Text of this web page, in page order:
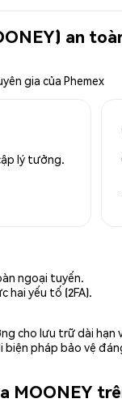
an
gia của Phemex
lý tưởng.
ngoại tuyến.
hai yếu tố (2FA).
cho lưu trữ dài
biện pháp bảo vệ
MOONEY